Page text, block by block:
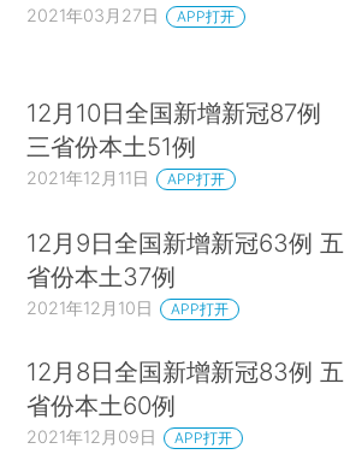
2021年03月27日 APP打开
12月10日全国新增新冠87例
三省份本土51例
2021年12月11日 APP打开
12月9日全国新增新冠63例 五
省份本土37例
2021年12月10日 APP打开
12月8日全国新增新冠83例 五
省份本土60例
2021年12月09日 APP打开